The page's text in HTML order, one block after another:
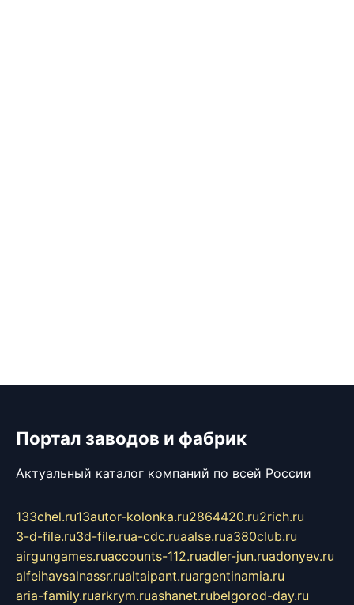
Портал заводов и фабрик
Актуальный каталог компаний по всей России
133chel.ru13autor-kolonka.ru2864420.ru2rich.ru
3-d-file.ru3d-file.rua-cdc.ruaalse.rua380club.ru
airgungames.ruaccounts-112.ruadler-jun.ruadonyev.ru
alfeihavsalnassr.rualtaipant.ruargentinamia.ru
aria-family.ruarkrym.ruashanet.rubelgorod-day.ru